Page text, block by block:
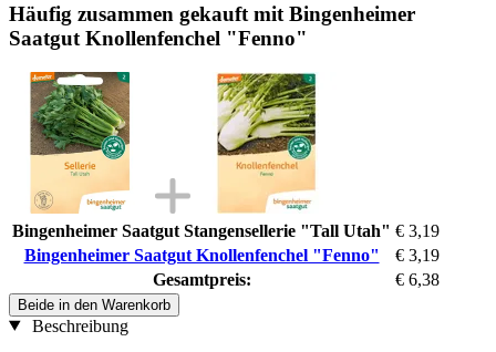
Häufig zusammen gekauft mit Bingenheimer
Saatgut Knollenfenchel "Fenno"
Bingenheimer Saatgut Stangensellerie "Tall Utah" € 3,19
Bingenheimer Saatgut Knollenfenchel "Fenno"
€ 3,19
Gesamtpreis:
€ 6,38
Beide in den Warenkorb
Beschreibung